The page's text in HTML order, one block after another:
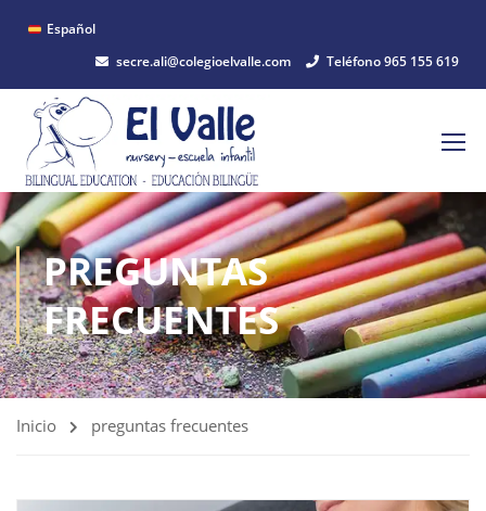
Español
secre.ali@colegioelvalle.com
Teléfono 965 155 619
PREGUNTAS
FRECUENTES
Inicio preguntas frecuentes